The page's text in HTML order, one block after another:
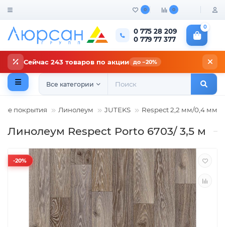
0 0
0 775 28 209
0 779 77 377
0
Сейчас 243 товаров по акции до −20%
Все категории
покрытия Линолеум JUTEKS Respect 2,2 мм/0,4 мм
Линолеум Respect Porto 6703/ 3,5 м
-20%